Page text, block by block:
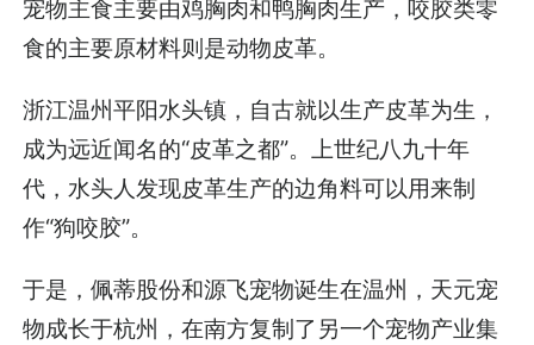
宠物主食主要由鸡胸肉和鸭胸肉生产，咬胶类零
食的主要原材料则是动物皮革。
浙江温州平阳水头镇，自古就以生产皮革为生，
成为远近闻名的“皮革之都”。上世纪八九十年
代，水头人发现皮革生产的边角料可以用来制
作“狗咬胶”。
于是，佩蒂股份和源飞宠物诞生在温州，天元宠
物成长于杭州，在南方复制了另一个宠物产业集